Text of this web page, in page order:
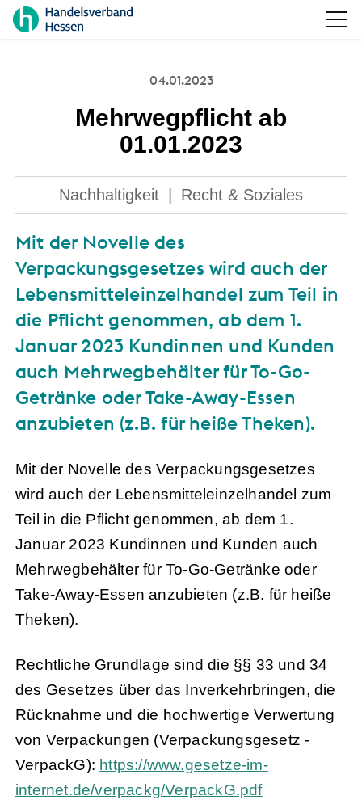
04.01.2023
Mehrwegpflicht ab
01.01.2023
Nachhaltigkeit Recht & Soziales
Mit der Novelle des
Verpackungsgesetzes wird auch der
Lebensmitteleinzelhandel zum Teil in
die Pflicht genommen, ab dem 1.
Januar 2023 Kundinnen und Kunden
auch Mehrwegbehälter für To-Go-
Getränke oder Take-Away-Essen
anzubieten (z.B. für heiße Theken).
Mit der Novelle des Verpackungsgesetzes
wird auch der Lebensmitteleinzelhandel zum
Teil in die Pflicht genommen, ab dem 1.
Januar 2023 Kundinnen und Kunden auch
Mehrwegbehälter für To-Go-Getränke oder
Take-Away-Essen anzubieten (z.B. für heiße
Theken).
Rechtliche Grundlage sind die §§ 33 und 34
des Gesetzes über das Inverkehrbringen, die
Rücknahme und die hochwertige Verwertung
von Verpackungen (Verpackungsgesetz -
VerpackG): https://www.gesetze-im-
internet.de/verpackg/VerpackG.pdf